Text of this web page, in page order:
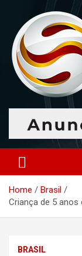
content
Portal
O portal que
Home
Brasil
Criança de 5
BRASIL